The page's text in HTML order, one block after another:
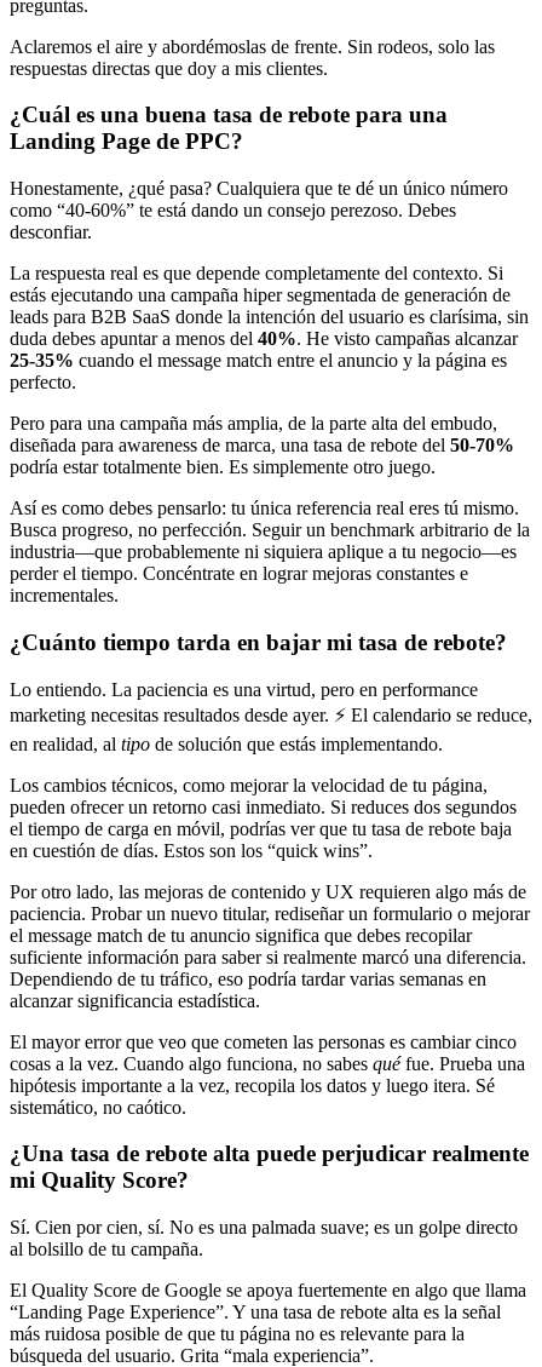
preguntas.
Aclaremos el aire y abordémoslas de frente. Sin rodeos, solo las
respuestas directas que doy a mis clientes.
¿Cuál es una buena tasa de rebote para una
Landing Page de PPC?
Honestamente, ¿qué pasa? Cualquiera que te dé un único número
como “40-60%” te está dando un consejo perezoso. Debes
desconfiar.
La respuesta real es que depende completamente del contexto. Si
estás ejecutando una campaña hiper segmentada de generación de
leads para B2B SaaS donde la intención del usuario es clarísima, sin
duda debes apuntar a menos del 40%. He visto campañas alcanzar
25-35% cuando el message match entre el anuncio y la página es
perfecto.
Pero para una campaña más amplia, de la parte alta del embudo,
diseñada para awareness de marca, una tasa de rebote del 50-70%
podría estar totalmente bien. Es simplemente otro juego.
Así es como debes pensarlo: tu única referencia real eres tú mismo.
Busca progreso, no perfección. Seguir un benchmark arbitrario de la
industria—que probablemente ni siquiera aplique a tu negocio—es
perder el tiempo. Concéntrate en lograr mejoras constantes e
incrementales.
¿Cuánto tiempo tarda en bajar mi tasa de rebote?
Lo entiendo. La paciencia es una virtud, pero en performance
marketing necesitas resultados desde ayer. ⚡️ El calendario se reduce,
en realidad, al tipo de solución que estás implementando.
Los cambios técnicos, como mejorar la velocidad de tu página,
pueden ofrecer un retorno casi inmediato. Si reduces dos segundos
el tiempo de carga en móvil, podrías ver que tu tasa de rebote baja
en cuestión de días. Estos son los “quick wins”.
Por otro lado, las mejoras de contenido y UX requieren algo más de
paciencia. Probar un nuevo titular, rediseñar un formulario o mejorar
el message match de tu anuncio significa que debes recopilar
suficiente información para saber si realmente marcó una diferencia.
Dependiendo de tu tráfico, eso podría tardar varias semanas en
alcanzar significancia estadística.
El mayor error que veo que cometen las personas es cambiar cinco
cosas a la vez. Cuando algo funciona, no sabes quéfue. Prueba una
hipótesis importante a la vez, recopila los datos y luego itera. Sé
sistemático, no caótico.
¿Una tasa de rebote alta puede perjudicar realmente
mi Quality Score?
Sí. Cien por cien, sí. No es una palmada suave; es un golpe directo
al bolsillo de tu campaña.
El Quality Score de Google se apoya fuertemente en algo que llama
“Landing Page Experience”. Y una tasa de rebote alta es la señal
más ruidosa posible de que tu página no es relevante para la
búsqueda del usuario. Grita “mala experiencia”.